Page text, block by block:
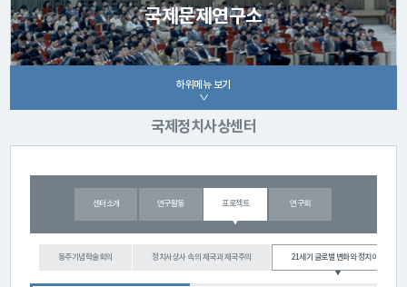
국제문제연구소
하위메뉴 보기
국제정치사상센터
센터소개 연구활동 프로젝트
동주기념학술회의 정치사상사 속의 제국과 제국주의 21세기 글로벌 변화와 정치이론
연구회